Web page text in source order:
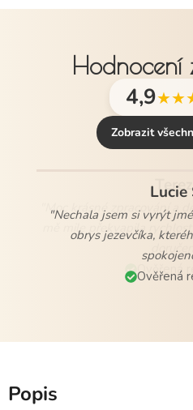
Hodnocení
4,9
Zobrazit
Lucie
"Nechala jsem si vyrýt
obrys jezevčíka,
Ověřená
Popis